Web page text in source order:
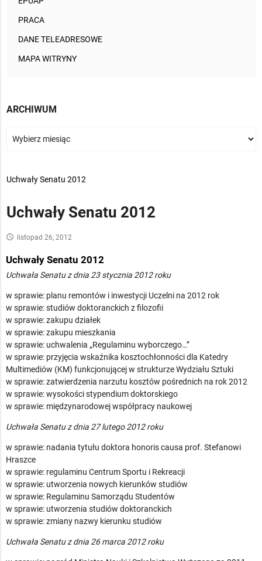
PRACA
DANE TELEADRESOWE
MAPA WITRYNY
ARCHIWUM
Uchwały Senatu 2012
Uchwały Senatu 2012
access_time listopad 26, 2012
Uchwały Senatu 2012
Uchwała Senatu z dnia 23 stycznia 2012 roku
w sprawie: planu remontów i inwestycji Uczelni na 2012 rok
w sprawie: studiów doktoranckich z filozofii
w sprawie: zakupu działek
w sprawie: zakupu mieszkania
w sprawie: uchwalenia „Regulaminu wyborczego…”
w sprawie: przyjęcia wskaźnika kosztochłonności dla Katedry
Multimediów (KM) funkcjonującej w strukturze Wydziału Sztuki
w sprawie: zatwierdzenia narzutu kosztów pośrednich na rok 2012
w sprawie: wysokości stypendium doktorskiego
w sprawie: międzynarodowej współpracy naukowej
Uchwała Senatu z dnia 27 lutego 2012 roku
w sprawie: nadania tytułu doktora honoris causa prof. Stefanowi
Hraszce
w sprawie: regulaminu Centrum Sportu i Rekreacji
w sprawie: utworzenia nowych kierunków studiów
w sprawie: Regulaminu Samorządu Studentów
w sprawie: utworzenia studiów doktoranckich
w sprawie: zmiany nazwy kierunku studiów
Uchwała Senatu z dnia 26 marca 2012 roku